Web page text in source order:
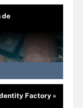
de
Factory »